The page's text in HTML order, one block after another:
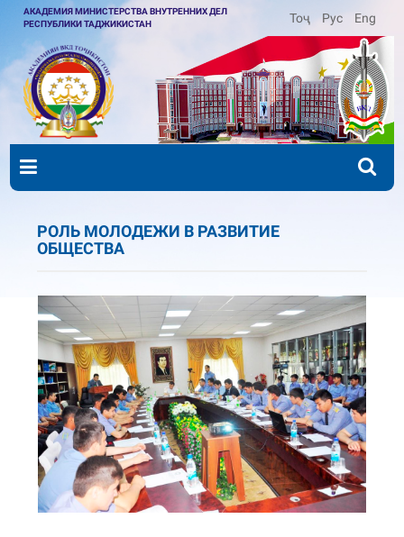
АКАДЕМИЯ МИНИСТЕРСТВА ВНУТРЕННИХ ДЕЛ
РЕСПУБЛИКИ ТАДЖИКИСТАН
Тоҷ Рус Eng
РОЛЬ МОЛОДЕЖИ В РАЗВИТИЕ
ОБЩЕСТВА